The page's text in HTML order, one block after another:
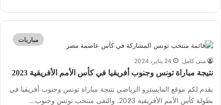
مباريات
منى كامل 24 يناير، 2024
نتيجة مباراة تونس وجنوب أفريقيا في كأس الأمم الأفريقية 2023
يقدم لكم موقع المايسترو الرياضي نتيجة مباراة تونس وجنوب أفريقيا في
بطولة كأس الأمم الأفريقية 2023. والتقى منتخب تونس وجنوب…